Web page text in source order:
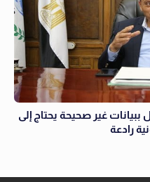
غير صحيحة يحتاج إلى
رادعة